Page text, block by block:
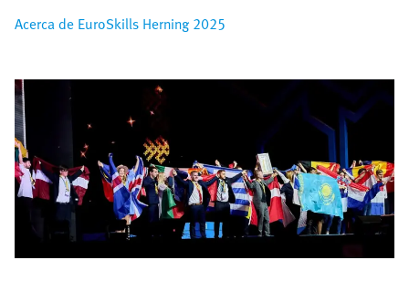
Acerca de EuroSkills Herning 2025